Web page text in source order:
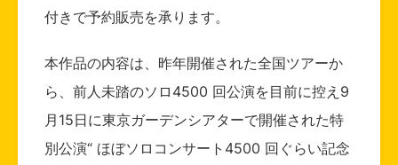
付きで予約販売を承ります。
本作品の内容は、昨年開催された全国ツアーか
ら、前人未踏のソロ4500 回公演を目前に控え9
月15日に東京ガーデンシアターで開催された特
別公演“ ほぼソロコンサート4500 回ぐらい記念